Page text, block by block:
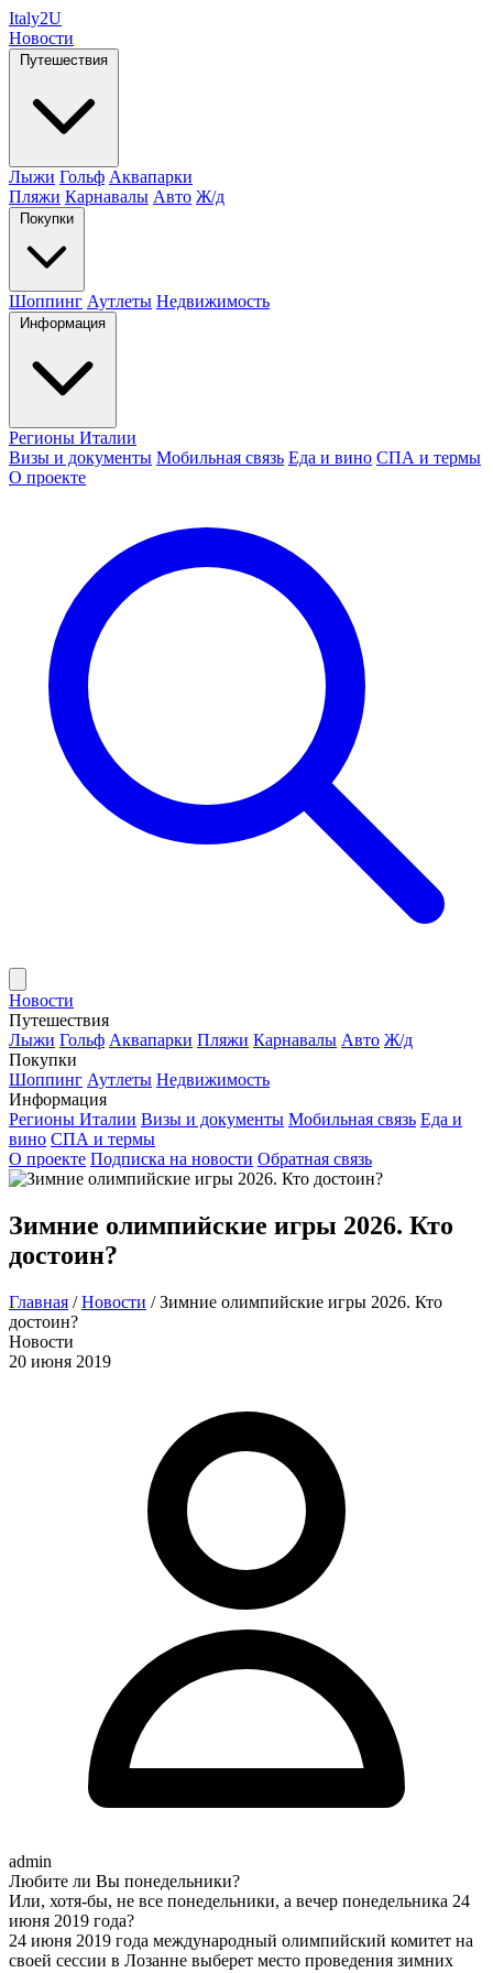
Italy2U
Новости
Путешествия
Лыжи Гольф Аквапарки
Пляжи Карнавалы Авто Ж/д
Покупки
Шоппинг Аутлеты Недвижимость
Информация
Регионы Италии
Визы и документы Мобильная связь Еда и вино СПА и термы
О проекте
Новости
Путешествия
Лыжи Гольф Аквапарки Пляжи Карнавалы Авто Ж/д
Покупки
Шоппинг Аутлеты Недвижимость
Информация
Регионы Италии Визы и документы Мобильная связь Еда и
вино СПА и термы
О проекте Подписка на новости Обратная связь
Зимние олимпийские игры 2026. Кто
достоин?
Главная / Новости / Зимние олимпийские игры 2026. Кто
достоин?
Новости
20 июня 2019
admin
Любите ли Вы понедельники?
Или, хотя-бы, не все понедельники, а вечер понедельника 24
июня 2019 года?
24 июня 2019 года международный олимпийский комитет на
своей сессии в Лозанне выберет место проведения зимних